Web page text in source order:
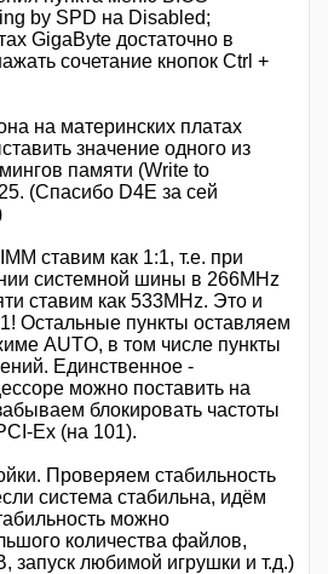
by SPD на Disabled;
GigaByte достаточно в
сочетание кнопок Ctrl +
на материнских платах
значение одного из
памяти (Write to
(Спасибо D4E за сей
ставим как 1:1, т.е. при
системной шины в 266MHz
ставим как 533MHz. Это и
Остальные пункты оставляем
AUTO, в том числе пункты
Единственное -
можно поставить на
блокировать частоты
Ex (на 101).
Проверяем стабильность
система стабильна, идём
можно
количества файлов,
запуск любимой игрушки и т.д.)